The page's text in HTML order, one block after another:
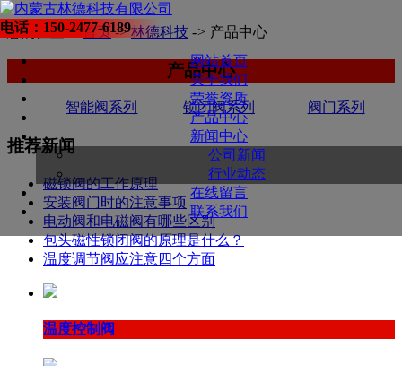
电话：150-2477-6189
网站首页
关于我们
荣誉资质
产品中心
新闻中心
公司新闻
行业动态
在线留言
联系我们
您的位置： 首页->林德科技 -> 产品中心
产品中心
智能阀系列 锁闭阀系列 阀门系列
推荐新闻
磁锁阀的工作原理
安装阀门时的注意事项
电动阀和电磁阀有哪些区别
包头磁性锁闭阀的原理是什么？
温度调节阀应注意四个方面
温度控制阀